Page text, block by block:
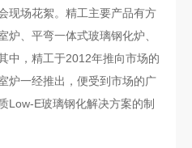
现场花絮。精工主要产品有方
炉、平弯一体式玻璃钢化炉、
中，精工于2012年推向市场的
炉一经推出，便受到市场的广
Low-E玻璃钢化解决方案的制